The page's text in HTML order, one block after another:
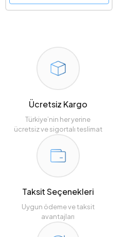
Ücretsiz Kargo
Türkiye’nin her yerine
ücretsiz ve sigortalı teslimat
Taksit Seçenekleri
Uygun ödeme ve taksit
avantajları